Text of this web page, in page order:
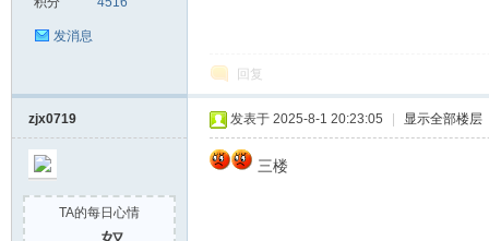
发消息
回复
zjx0719
TA的每日心情
发表于 2025-8-1 20:23:05 显示全部楼层
三楼